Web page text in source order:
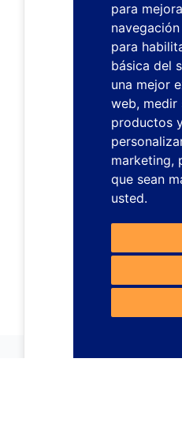
para
para
básica del
una mejor
web, medir
productos
marketing,
que sean
usted.